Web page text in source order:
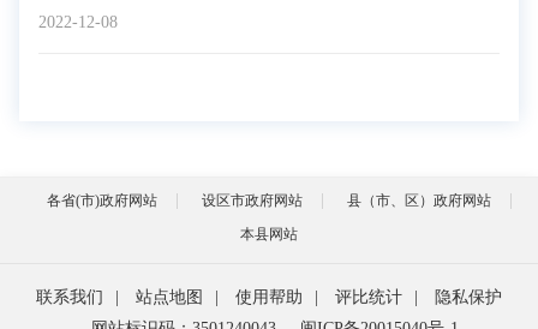
2022-12-08
各省(市)政府网站 设区市政府网站
县（市、区）政府网站
本县网站
联系我们 站点地图 使用帮助 评比统计
隐私保护